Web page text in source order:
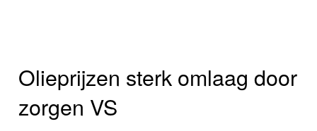
Olieprijzen sterk omlaag door
zorgen VS